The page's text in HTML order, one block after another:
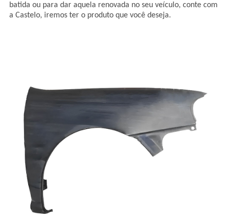
batida ou para dar aquela renovada no seu veículo, conte com
a Castelo, iremos ter o produto que você deseja.